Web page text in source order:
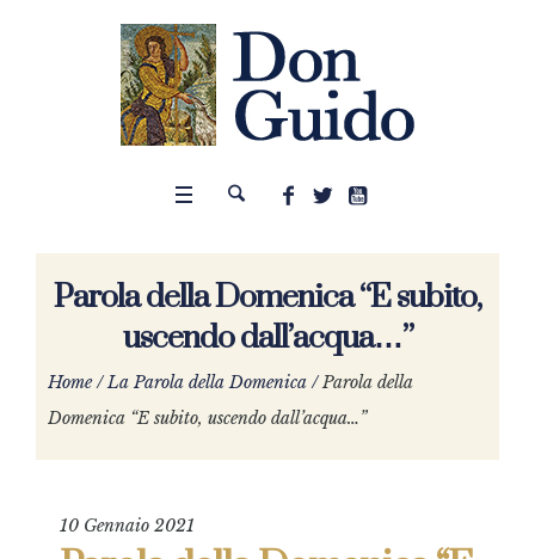
Parola della Domenica “E subito,
uscendo dall’acqua…”
Home /La Parola della Domenica /Parola della
Domenica “E subito, uscendo dall’acqua…”
10 Gennaio 2021